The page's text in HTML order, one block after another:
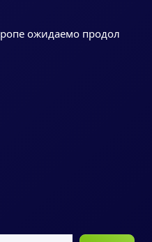
ожидаемо продол